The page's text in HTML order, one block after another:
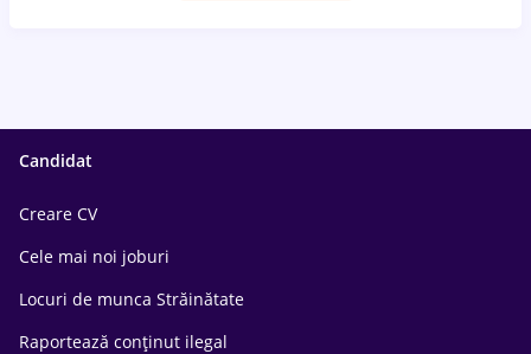
Candidat
Creare CV
Cele mai noi joburi
Locuri de munca Străinătate
Raportează conținut ilegal